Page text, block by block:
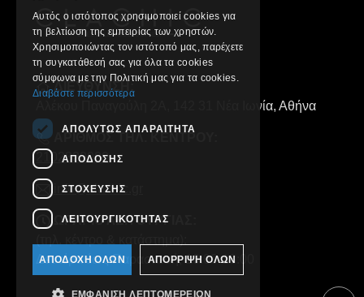
ΔΙΕΥΘΥΝΣΗ:
Αλέκου Παναγούλη 2Α, 142 31 Νέα Ιωνία, Αθήνα
2102829000
info@clachic.gr
ΩΡΑΡΙΟ ΛΕΙΤΟΥΡΓΙΑΣ:
Δευτέρα έως Παρασκευή, 10:00-18:00
Αυτός ο ιστότοπος χρησιμοποιεί cookies για
τη βελτίωση της εμπειρίας των χρηστών.
Χρησιμοποιώντας τον ιστότοπό μας, παρέχετε
τη συγκατάθεσή σας για όλα τα cookies
σύμφωνα με την Πολιτική μας για τα cookies.
Διαβάστε περισσότερα
ΑΠΟΛΎΤΩΣ ΑΠΑΡΑΊΤΗΤΑ
ΑΠΌΔΟΣΗΣ
ΣΤΌΧΕΥΣΗΣ
ΛΕΙΤΟΥΡΓΙΚΌΤΗΤΑΣ
ΑΠΟΔΟΧΉ ΌΛΩΝ ΑΠΌΡΡΙΨΗ ΌΛΩΝ
ΕΜΦΆΝΙΣΗ ΛΕΠΤΟΜΕΡΕΙΏΝ